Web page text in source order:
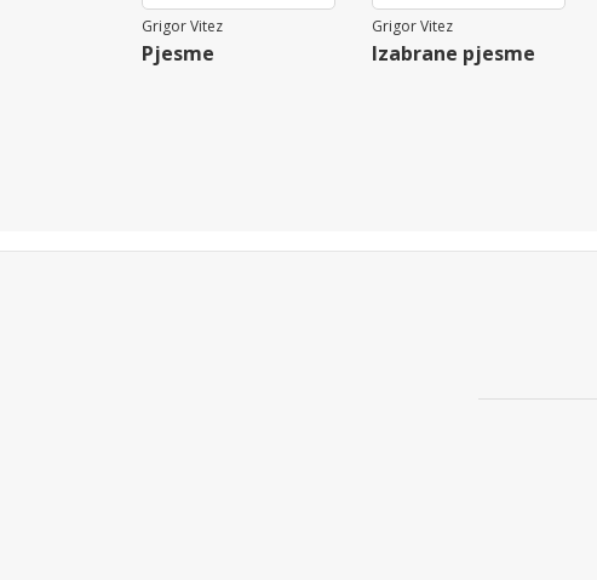
Grigor Vitez
Pjesme
Grigor Vitez
Izabrane pjesme